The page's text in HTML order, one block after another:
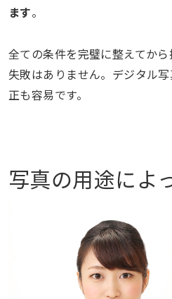
ます。
全ての条件を完璧に整えてか
失敗はありません。デジタル
正も容易です。
写真の用途によ